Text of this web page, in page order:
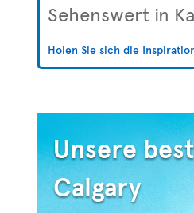
Sehenswert in
Holen Sie sich die
Unsere
Calgary